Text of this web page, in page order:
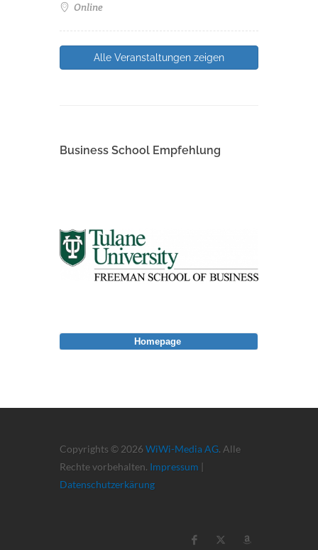
Online
Alle Veranstaltungen zeigen
Business School Empfehlung
Copyrights © 2026 WiWi-Media AG. Alle
Rechte vorbehalten. Impressum |
Datenschutzerkärung
Homepage